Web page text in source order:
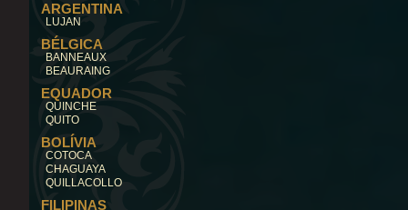
ARGENTINA
LUJAN
BÉLGICA
BANNEAUX
BEAURAING
EQUADOR
QUINCHE
QUITO
BOLÍVIA
COTOCA
CHAGUAYA
QUILLACOLLO
FILIPINAS